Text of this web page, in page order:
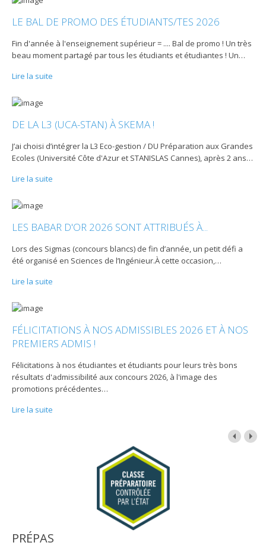
LE BAL DE PROMO DES ÉTUDIANTS/TES 2026
Fin d'année à l'enseignement supérieur = .... Bal de promo ! Un très
beau moment partagé par tous les étudiants et étudiantes ! Un…
Lire la suite
DE LA L3 (UCA-STAN) À SKEMA !
J’ai choisi d’intégrer la L3 Eco-gestion / DU Préparation aux Grandes
Ecoles (Université Côte d'Azur et STANISLAS Cannes), après 2 ans…
Lire la suite
LES BABAR D'OR 2026 SONT ATTRIBUÉS À...
Lors des Sigmas (concours blancs) de fin d’année, un petit défi a
été organisé en Sciences de l’Ingénieur.À cette occasion,…
Lire la suite
FÉLICITATIONS À NOS ADMISSIBLES 2026 ET À NOS
PREMIERS ADMIS !
Félicitations à nos étudiantes et étudiants pour leurs très bons
résultats d'admissibilité aux concours 2026, à l'image des
promotions précédentes…
Lire la suite
PRÉPAS